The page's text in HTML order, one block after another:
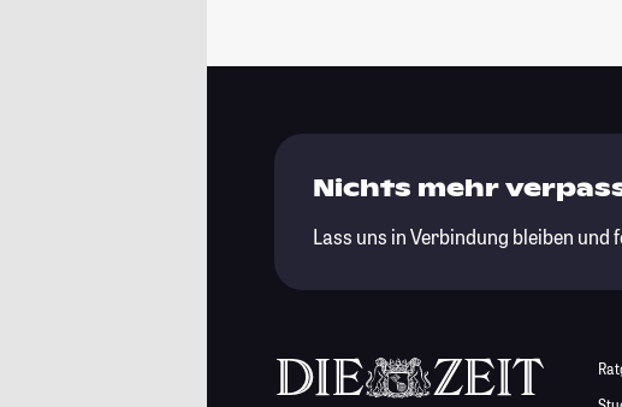
Nichts mehr
Lass uns in Verbindung bleiben und